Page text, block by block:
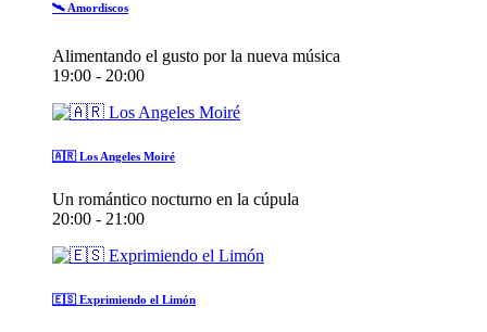
🛰️ Amordiscos
Alimentando el gusto por la nueva música
19:00 - 20:00
🇦🇷 Los Angeles Moiré
Un romántico nocturno en la cúpula
20:00 - 21:00
🇪🇸 Exprimiendo el Limón